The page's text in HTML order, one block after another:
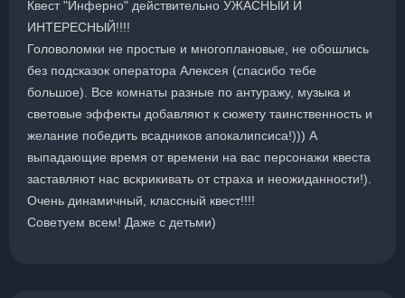
Квест "Инферно" действительно УЖАСНЫЙ И
ИНТЕРЕСНЫЙ!!!!
Головоломки не простые и многоплановые, не обошлись
без подсказок оператора Алексея (спасибо тебе
большое). Все комнаты разные по антуражу, музыка и
световые эффекты добавляют к сюжету таинственность и
желание победить всадников апокалипсиса!))) А
выпадающие время от времени на вас персонажи квеста
заставляют нас вскрикивать от страха и неожиданности!).
Очень динамичный, классный квест!!!!
Советуем всем! Даже с детьми)